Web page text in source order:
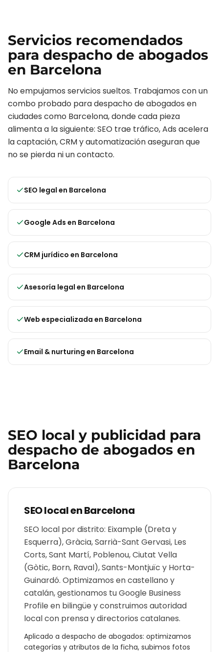
Servicios recomendados
para despacho de abogados
en Barcelona
No empujamos servicios sueltos. Trabajamos con un
combo probado paradespacho de abogados en
ciudades como Barcelona, donde cada pieza
alimenta a la siguiente: SEO trae tráfico, Ads acelera
la captación, CRM y automatización aseguran que
no se pierda ni un contacto.
SEO legal en Barcelona
Google Ads en Barcelona
CRM jurídico en Barcelona
Asesoría legal en Barcelona
Web especializada en Barcelona
Email & nurturing en Barcelona
SEO local y publicidad para
despacho de abogados en
Barcelona
SEO local enBarcelona
SEO local por distrito: Eixample (Dreta y
Esquerra), Gràcia, Sarrià-Sant Gervasi, Les
Corts, Sant Martí, Poblenou, Ciutat Vella
(Gòtic, Born, Raval), Sants-Montjuïc y Horta-
Guinardó. Optimizamos en castellano y
catalán, gestionamos tu Google Business
Profile en bilingüe y construimos autoridad
local con prensa y directorios catalanes.
Aplicado a despacho de abogados: optimizamos
categorías y atributos de la ficha, subimos fotos